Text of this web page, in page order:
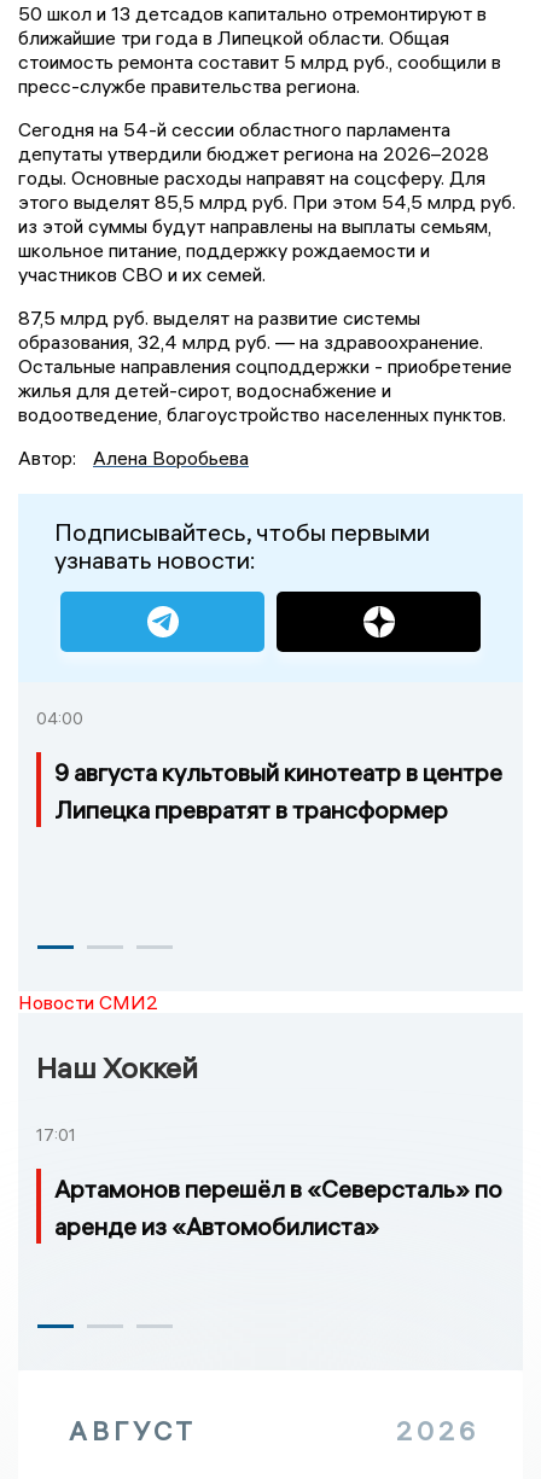
50 школ и 13 детсадов капитально отремонтируют в
ближайшие три года в Липецкой области. Общая
стоимость ремонта составит 5 млрд руб., сообщили в
пресс-службе правительства региона.
Сегодня на 54-й сессии областного парламента
депутаты утвердили бюджет региона на 2026–2028
годы. Основные расходы направят на соцсферу. Для
этого выделят 85,5 млрд руб. При этом 54,5 млрд руб.
из этой суммы будут направлены на выплаты семьям,
школьное питание, поддержку рождаемости и
участников СВО и их семей.
87,5 млрд руб. выделят на развитие системы
образования, 32,4 млрд руб. — на здравоохранение.
Остальные направления соцподдержки - приобретение
жилья для детей-сирот, водоснабжение и
водоотведение, благоустройство населенных пунктов.
Автор:
Алена Воробьева
Подписывайтесь, чтобы первыми
узнавать новости:
04:00
9 августа культовый кинотеатр в центре
Липецка превратят в трансформер
Новости СМИ2
Наш Хоккей
17:01
Артамонов перешёл в «Северсталь» по
аренде из «Автомобилиста»
АВГУСТ 2026